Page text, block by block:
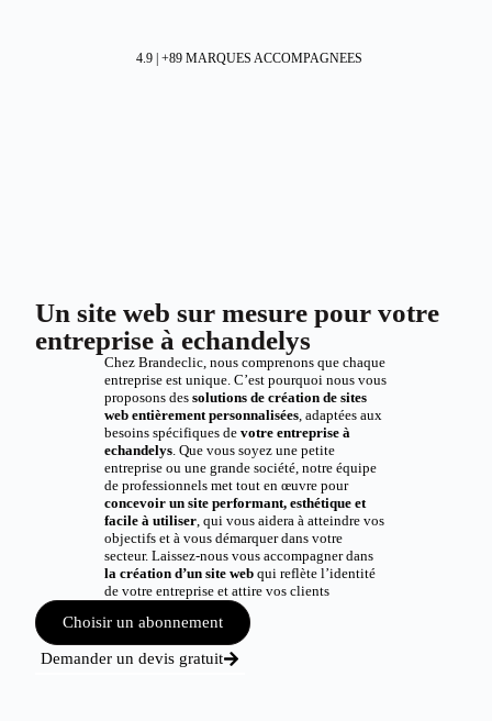
4.9 | +89 MARQUES ACCOMPAGNEES
Un site web sur mesure pour votre
entreprise à echandelys
Chez Brandeclic, nous comprenons que chaque
entreprise est unique. C’est pourquoi nous vous
proposons des solutions de création de sites
web entièrement personnalisées, adaptées aux
besoins spécifiques de votre entreprise à
echandelys. Que vous soyez une petite
entreprise ou une grande société, notre équipe
de professionnels met tout en œuvre pour
concevoir un site performant, esthétique et
facile à utiliser, qui vous aidera à atteindre vos
objectifs et à vous démarquer dans votre
secteur. Laissez-nous vous accompagner dans
la création d’un site webqui reflète l’identité
de votre entreprise et attire vos clients
Choisir un abonnement
Demander un devis gratuit